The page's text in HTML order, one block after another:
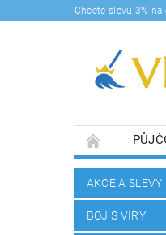
Chcete slevu 3%
DOPRAVY A
AKCE A SLEVY
BOJ S VIRY